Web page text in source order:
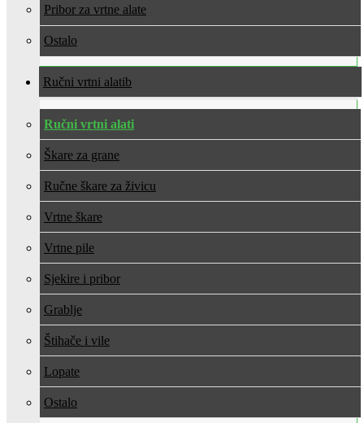
Pribor za vrtne alate
Ostalo
Ručni vrtni alati
Ručni vrtni alati
Škare za grane
Ručne škare za živicu
Vrtne škare
Vrtne pile
Sjekire i pribor
Grablje
Štihače i vile
Lopate
Ostalo